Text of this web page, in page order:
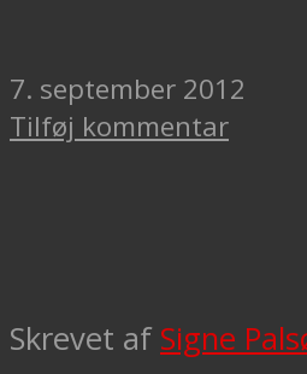
7. september 2012
Tilføj kommentar
Skrevet af Signe